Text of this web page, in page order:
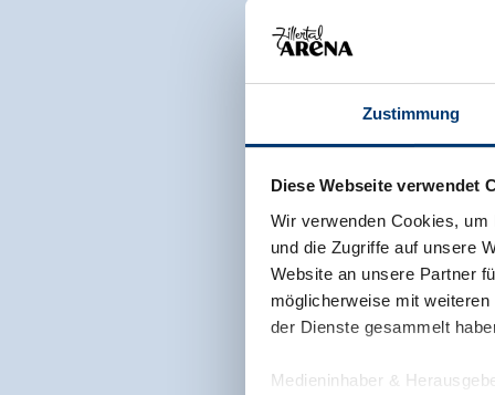
Zustimmung
Diese Webseite verwendet
Wir verwenden Cookies,
und die Zugriffe auf unsere
Website an unsere Partner
möglicherweise mit
der Dienste gesammelt
Medieninhaber &